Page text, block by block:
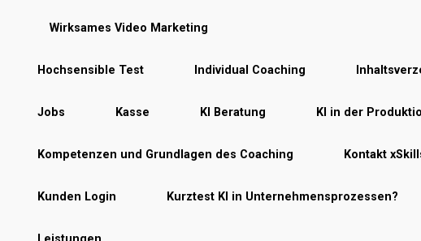
Wirksames Video Marketing
Hochsensible Test Individual Coaching
Jobs Kasse KI Beratung KI in der
Kompetenzen und Grundlagen des Coaching Kontakt
Kunden Login Kurztest KI in Unternehmensprozessen?